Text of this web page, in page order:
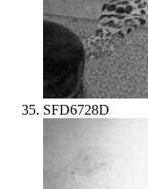
SFD6728D